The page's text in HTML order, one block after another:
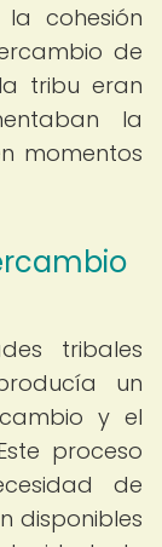
cohesión
de
tribu eran
la
momentos
tribales
un
y el
proceso
de
disponibles